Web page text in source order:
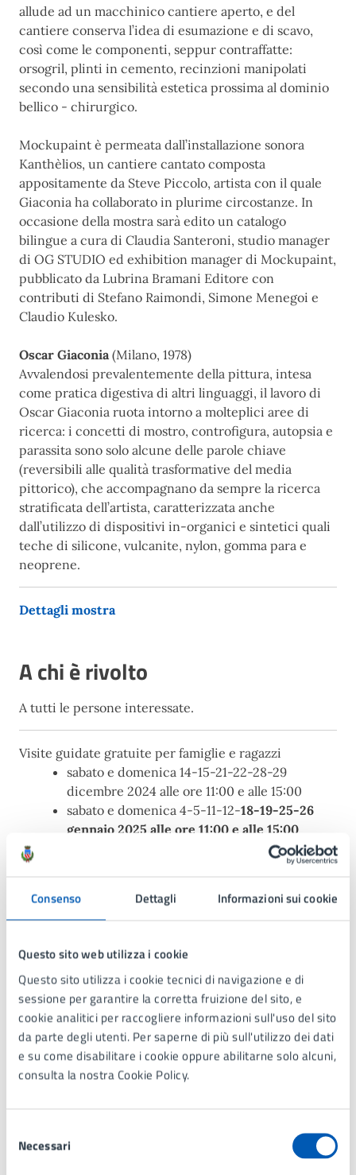
Consenso Dettagli Informazioni sui cookie
Questo sito web utilizza i cookie
Questo sito utilizza i cookie tecnici di navigazione e di
sessione per garantire la corretta fruizione del sito, e
cookie analitici per raccogliere informazioni sull'uso del sito
da parte degli utenti. Per saperne di più sull'utilizzo dei dati
e su come disabilitare i cookie oppure abilitarne solo alcuni,
consulta la nostra Cookie Policy.
delNecessari
allude ad un macchinico cantiere aperto, e del
cantiere conserva l’idea di esumazione e di scavo,
così come le componenti, seppur contraffatte:
orsogril, plinti in cemento, recinzioni manipolati
secondo una sensibilità estetica prossima al dominio
bellico - chirurgico.
Mockupaint è permeata dall’installazione sonora
Kanthèlios, un cantiere cantato composta
appositamente da Steve Piccolo, artista con il quale
Giaconia ha collaborato in plurime circostanze. In
occasione della mostra sarà edito un catalogo
bilingue a cura di Claudia Santeroni, studio manager
di OG STUDIO ed exhibition manager di Mockupaint,
pubblicato da Lubrina Bramani Editore con
contributi di Stefano Raimondi, Simone Menegoi e
Claudio Kulesko.
Oscar Giaconia(Milano, 1978)
Avvalendosi prevalentemente della pittura, intesa
come pratica digestiva di altri linguaggi, il lavoro di
Oscar Giaconia ruota intorno a molteplici aree di
ricerca: i concetti di mostro, controfigura, autopsia e
parassita sono solo alcune delle parole chiave
(reversibili alle qualità trasformative del media
pittorico), che accompagnano da sempre la ricerca
stratificata dell’artista, caratterizzata anche
dall’utilizzo di dispositivi in-organici e sintetici quali
teche di silicone, vulcanite, nylon, gomma para e
neoprene.
Dettagli mostra
A chi è rivolto
A tutti le persone interessate.
Visite guidate gratuite per famiglie e ragazzi
sabato e domenica 14-15-21-22-28-29
dicembre 2024 alle ore 11:00 e alle 15:00
sabato e domenica 4-5-11-12-18-19-25-26
gennaio 2025 alle ore 11:00 e alle 15:00
Durata: 45 minuti.
Prenotazione:
Sabato 18 gennaio 2025 alle ore 18:00 previsto un
Galleria immagini